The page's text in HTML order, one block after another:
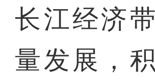
长江经济
量发展，